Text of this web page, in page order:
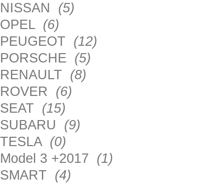
NISSAN (5)
OPEL (6)
PEUGEOT (12)
PORSCHE (5)
RENAULT (8)
ROVER (6)
SEAT (15)
SUBARU (9)
TESLA (0)
Model 3 +2017 (1)
SMART (4)